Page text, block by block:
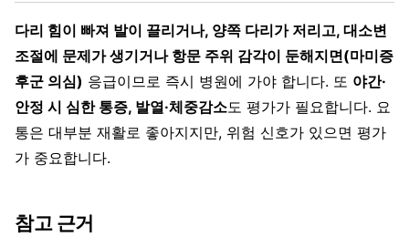
다리 힘이 빠져 발이 끌리거나, 양쪽 다리가 저리고, 대소변
조절에 문제가 생기거나 항문 주위 감각이 둔해지면(마미증
후군 의심) 응급이므로 즉시 병원에 가야 합니다. 또 야간·
안정 시 심한 통증, 발열·체중감소도 평가가 필요합니다. 요
통은 대부분 재활로 좋아지지만, 위험 신호가 있으면 평가
가 중요합니다.
참고 근거